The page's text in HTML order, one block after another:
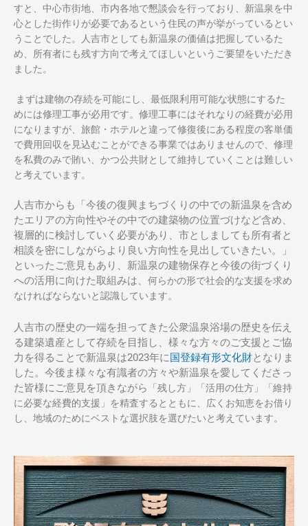
すと、中心市街地、市内各地で懇談会を行っており、新温泉を中
心とした街作りが必要であるという住民の声が挙がっているとい
うことでした。人吉市としても新温泉の価値は把握しているた
め、所有者にも残す方向で考えてほしいというご要望をいただき
ました。
まずは建物の存続を可能にし、最低限利用可能な状態にするた
めには修理工事が必用です。修理工事にはそれなりの経費が必用
になりますが、旅館・ホテルと違って修復後にある程度の客単価
で費用回収を見込むことができる事業ではありませんので、修理
を私費のみで賄い、かつ公共財として維持していくことは難しい
と考えています。
人吉市からも「今後の復興まちづくりの中での新温泉を含め
たエリアの方向性やその中での建築物の位置づけなど含め、
複層的に検討していく必要があり 、市としましても所有者と
相談を密にしながらより良い方向性を見出していきたい。
」
といったご意見もあり、 新温泉の建物保存と今後の街づくり
への活用に向けた取組みは、 何らかの形で社会的な支援を求め
なければならないと認識しています。
人吉市の歴史の一端を担ってきた公衆温泉浴場の歴史を伝え
る建築遺産として存続を目指し、様々な方々のご支援とご協
力を得ることで新温泉は2023年に国登録有形文化財となりま
した。今後ま様々な有識者の方々や新温泉を愛してくださっ
た皆様にご意見を頂きながら
「残し方」「活用の仕方」「維持
に必要な経費的支援」を精査するとともに、広くお知恵をお借り
し、地域のためにベストな選択肢を選びたいと考えています。